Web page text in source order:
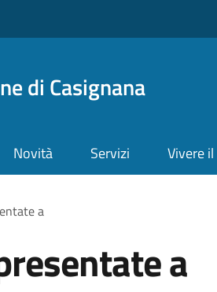
di Casignana
Novità Servizi Vivere
a
a